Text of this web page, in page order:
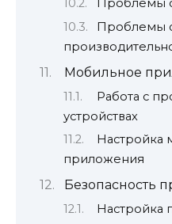
Проблемы
Проблемы
Мобильное
Работа с
устройствах
Настройка
приложения
Безопасность
Настройка